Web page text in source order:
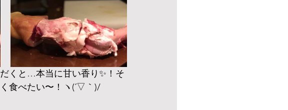
くと…本当に甘い香り✨！そ
食べたい〜！ヽ(´▽｀)/